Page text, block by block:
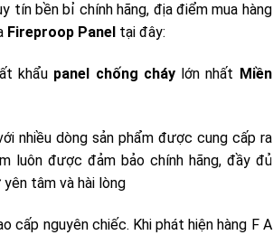
tín bền bỉ chính hãng, địa điểm mua hàng
Fireproop Panel tại đây:
khẩu panel chống cháylớn nhất Miền
nhiều dòng sản phẩm được cung cấp ra
luôn được đảm bảo chính hãng, đầy đủ
tâm và hài lòng
cấp nguyên chiếc. Khi phát hiện hàng F A